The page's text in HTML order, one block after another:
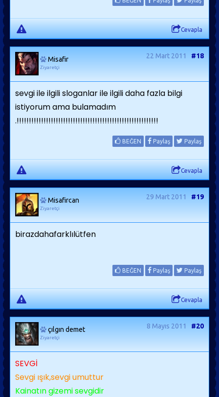
Cevapla
Misafir
Ziyaretçi
22 Mart 2011 #18
sevgi ile ilgili sloganlar ile ilgili daha fazla bilgi
istiyorum ama bulamadım
.!!!!!!!!!!!!!!!!!!!!!!!!!!!!!!!!!!!!!!!!!!!!!!!!!!!!!!!!!!
BEĞEN Paylaş Paylaş
Cevapla
Misafircan
Ziyaretçi
29 Mart 2011 #19
birazdahafarklılütfen
BEĞEN Paylaş Paylaş
Cevapla
çılgın demet
Ziyaretçi
8 Mayıs 2011 #20
SEVGİ
Sevgi ışık,sevgi umuttur
Kainatın gizemi sevgidir